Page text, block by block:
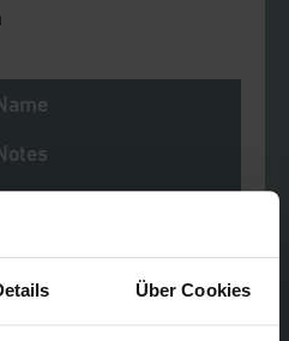
Über Cookies
Comfort Model
RT-RX-VM-W-R5